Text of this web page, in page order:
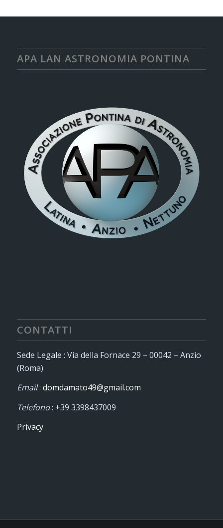
APA LAN ASTRONOMIA PONTINA
CONTATTI
Sede Legale : Via della Fornace 29 – 00042 – Anzio
(Roma)
Email: domdamato49@gmail.com
Telefono: +39 3398437009
Privacy